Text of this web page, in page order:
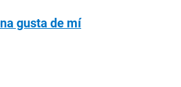
gusta de mí